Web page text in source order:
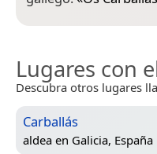
Lugares con
Descubra otros lugares
Carballás
aldea en Galicia, España